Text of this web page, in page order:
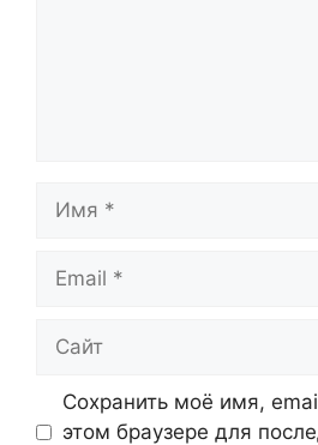
Имя
Email
Сайт
Сохранить моё имя,
этом браузере для